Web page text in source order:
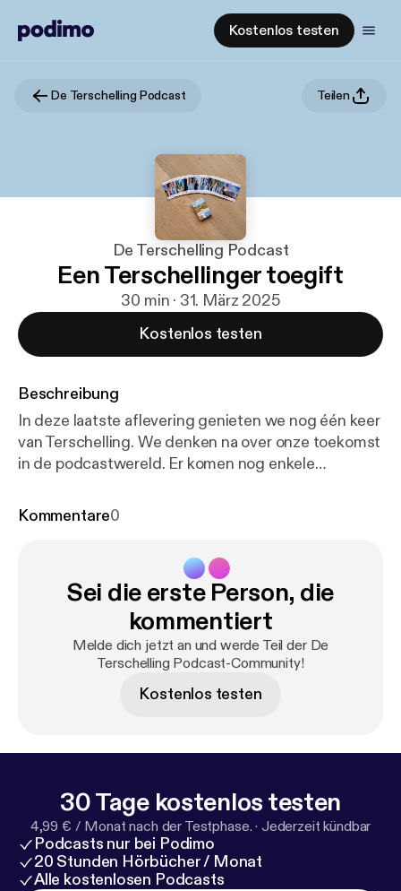
Kostenlos testen
De Terschelling Podcast Teilen
De Terschelling Podcast
Een Terschellinger toegift
30 min · 31. März 2025
Kostenlos testen
Beschreibung
In deze laatste aflevering genieten we nog één keer
van Terschelling. We denken na over onze toekomst
in de podcastwereld. Er komen nog enkele
Terschellinger avontuur. Op de valreep maken we
Kommentare0
Sei die erste Person, die
kommentiert
Melde dich jetzt an und werde Teil der De
Terschelling Podcast-Community!
Kostenlos testen
30 Tage kostenlos testen
4,99 € / Monat nach der Testphase. · Jederzeit kündbar
Podcasts nur bei Podimo
20 Stunden Hörbücher / Monat
Alle kostenlosen Podcasts